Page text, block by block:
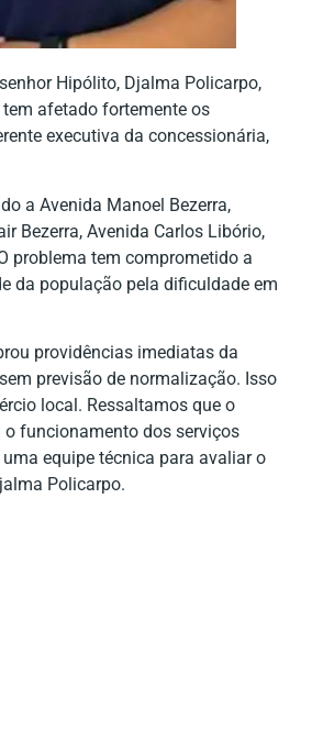
Hipólito, Djalma Policarpo,
afetado fortemente os
executiva da concessionária,
a Avenida Manoel Bezerra,
Bezerra, Avenida Carlos Libório,
problema tem comprometido a
da população pela dificuldade em
providências imediatas da
previsão de normalização. Isso
local. Ressaltamos que o
o funcionamento dos serviços
equipe técnica para avaliar o
Policarpo.